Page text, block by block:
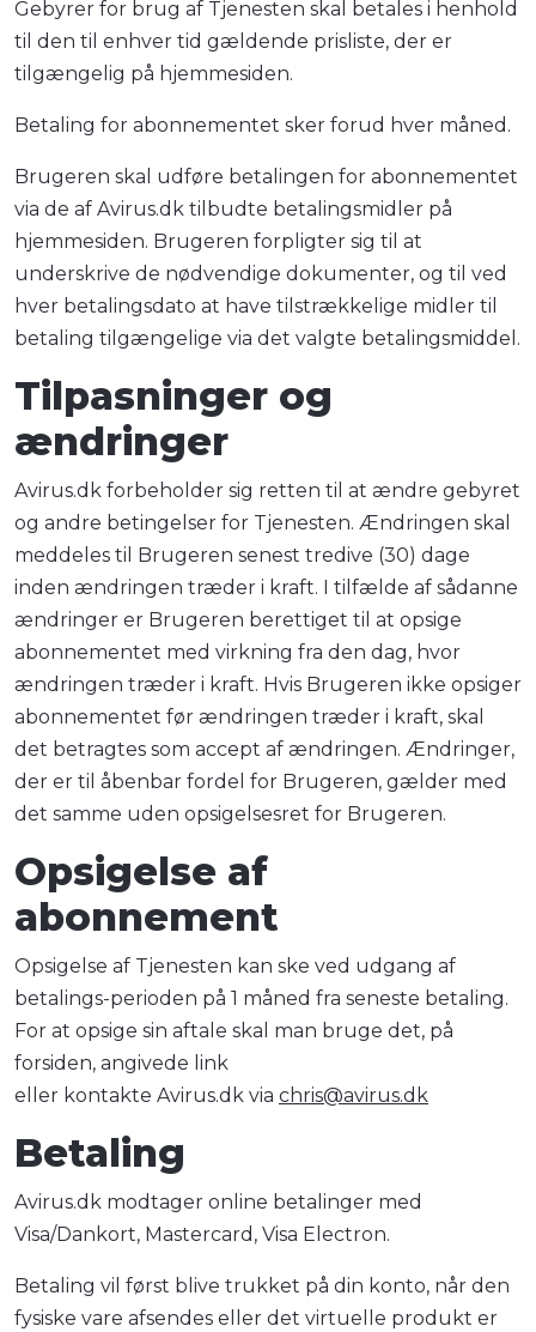
Gebyrer for brug af Tjenesten skal betales i henhold
til den til enhver tid gældende prisliste, der er
tilgængelig på hjemmesiden.
Betaling for abonnementet sker forud hver måned.
Brugeren skal udføre betalingen for abonnementet
via de af Avirus.dk tilbudte betalingsmidler på
hjemmesiden. Brugeren forpligter sig til at
underskrive de nødvendige dokumenter, og til ved
hver betalingsdato at have tilstrækkelige midler til
betaling tilgængelige via det valgte betalingsmiddel.
Tilpasninger og
ændringer
Avirus.dk forbeholder sig retten til at ændre gebyret
og andre betingelser for Tjenesten. Ændringen skal
meddeles til Brugeren senest tredive (30) dage
inden ændringen træder i kraft. I tilfælde af sådanne
ændringer er Brugeren berettiget til at opsige
abonnementet med virkning fra den dag, hvor
ændringen træder i kraft. Hvis Brugeren ikke opsiger
abonnementet før ændringen træder i kraft, skal
det betragtes som accept af ændringen. Ændringer,
der er til åbenbar fordel for Brugeren, gælder med
det samme uden opsigelsesret for Brugeren.
Opsigelse af
abonnement
Opsigelse af Tjenesten kan ske ved udgang af
betalings-perioden på 1 måned fra seneste betaling.
For at opsige sin aftale skal man bruge det, på
forsiden, angivede link
eller kontakte Avirus.dk via chris@avirus.dk
Betaling
Avirus.dk modtager online betalinger med
Visa/Dankort, Mastercard, Visa Electron.
Betaling vil først blive trukket på din konto, når den
fysiske vare afsendes eller det virtuelle produkt er